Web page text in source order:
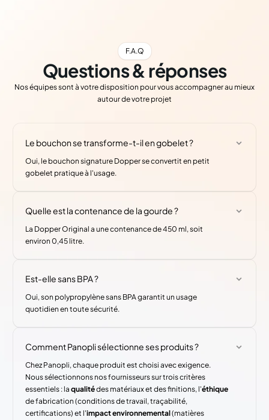
F.A.Q
Questions & réponses
Nos équipes sont à votre disposition pour vous accompagner au mieux
autour de votre projet
Le bouchon se transforme-t-il en gobelet ?
Oui, le bouchon signature Dopper se convertit en petit
gobelet pratique à l'usage.
Quelle est la contenance de la gourde ?
La Dopper Original a une contenance de 450 ml, soit
environ 0,45 litre.
Est-elle sans BPA ?
Oui, son polypropylène sans BPA garantit un usage
quotidien en toute sécurité.
Comment Panopli sélectionne ses produits ?
Chez Panopli, chaque produit est choisi avec exigence.
Nous sélectionnons nos fournisseurs sur trois critères
essentiels : laqualitédes matériaux et des finitions, l'éthique
de fabrication (conditions de travail, traçabilité,
certifications) et l'impact environnemental(matières